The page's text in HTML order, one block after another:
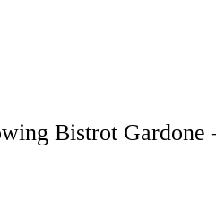
Bistrot Gardone